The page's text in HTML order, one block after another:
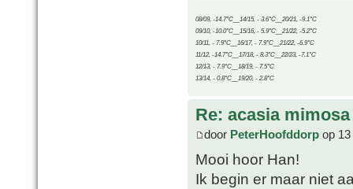
08/09, -14.7°C__14/15, - 3.6°C__20/21, -9.1°C
09/10, -10.0°C__15/16, - 5.9°C__21/22, -5.2°C
10/11, - 7.9°C__16/17, - 7.9°C__21/22, -6.9°C
11/12, -14.7°C__17/18, - 8.3°C__22/23, -7.1°C
12/13, - 7.9°C__18/19, - 7.5°C
13/14, - 0.8°C__19/20, - 2.8°C
Re: acasia mimosa
door PeterHoofddorp op
Mooi hoor Han!
Ik begin er maar niet